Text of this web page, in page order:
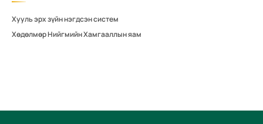
Хууль эрх зүйн нэгдсэн систем
Хөдөлмөр Нийгмийн Хамгааллын яам